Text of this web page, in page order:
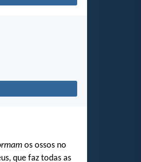
os ossos no
que faz todas as